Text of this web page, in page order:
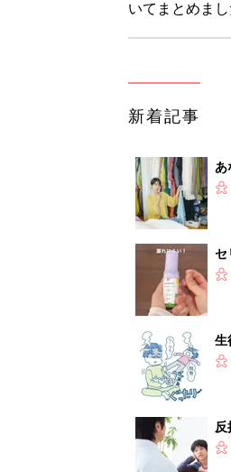
いてまとめま
新着記事
ス
セ
生
っ